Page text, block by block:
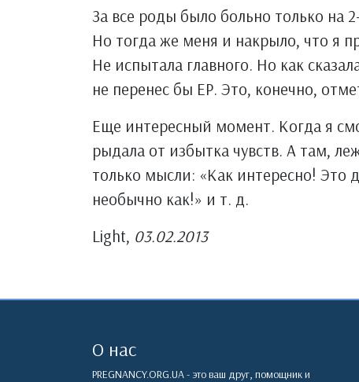
За все роды было больно только на
Но тогда же меня и накрыло, что я
Не испытала главного. Но как
не перенес бы ЕР. Это, конечно,
Еще интересный момент. Когда я
рыдала от избытка чувств. А там,
только мысли: «Как интересно! Это
необычно как!» и т. д.
Light, 03.02.2013
О нас
PREGNANCY.ORG.UA - это ваш друг, помощник и